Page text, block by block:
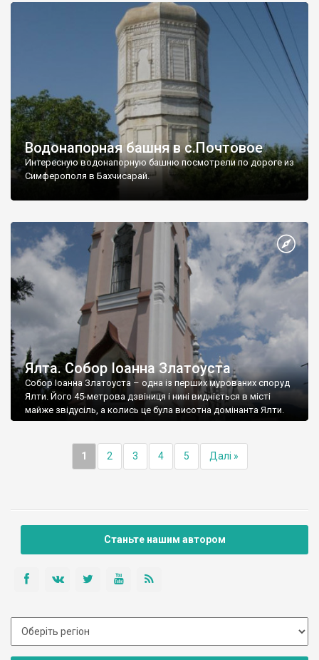
Водонапорная башня в с.Почтовое
Интересную водонапорную башню посмотрели по дороге из
Симферополя в Бахчисарай.
Ялта. Собор Іоанна Златоуста
Собор Іоанна Златоуста – одна із перших мурованих споруд
Ялти. Його 45-метрова дзвіниця і нині видніється в місті
майже звідусіль, а колись це була висотна домінанта Ялти.
1 2 3 4 5 Далі »
Станьте нашим автором